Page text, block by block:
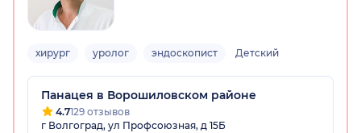
обл.)
хирург уролог эндоскопист Детский
Панацея в Ворошиловском районе
4.7129 отзывов
г Волгоград, ул Профсоюзная, д 15Б